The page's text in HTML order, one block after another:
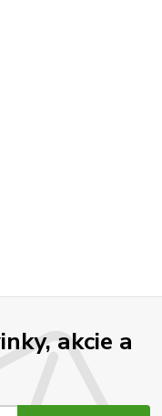
akcie a